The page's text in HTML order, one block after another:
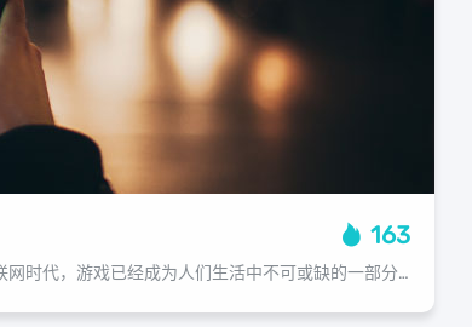
163
游戏主播为何这么便宜？在如今的互联网时代，游戏已经成为人们生活中不可或缺的一部分，无论是休闲娱乐还是工作学习，玩游戏都成为了许多人的首选，而在这个过程中，游戏主播作为虚拟世界中的职业之一，他们的薪资待遇无疑吸引了大量的玩家关...